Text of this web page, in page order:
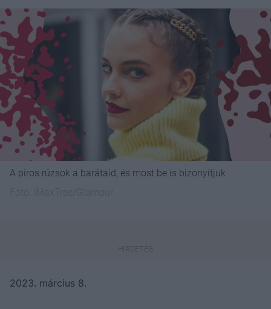
A piros rúzsok a barátaid, és most be is bizonyítjuk
2023. március 8.